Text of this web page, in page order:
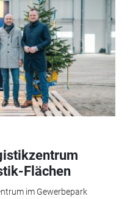
Flächen
im Gewerbepark